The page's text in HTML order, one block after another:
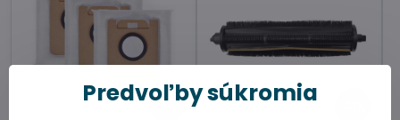
6%
Predvoľby súkromia